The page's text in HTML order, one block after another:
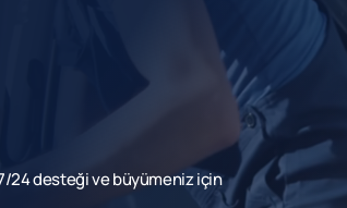
24 desteği ve büyümeniz için